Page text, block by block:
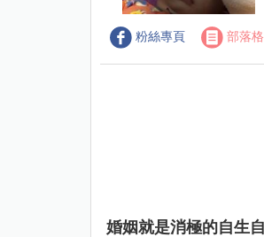
粉絲專頁 部落格
婚姻就是消極的自生